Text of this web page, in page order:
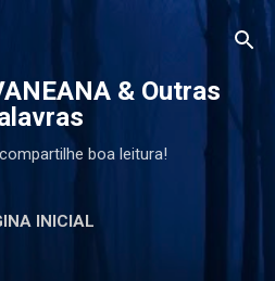
& Outras
boa leitura!
INICIAL